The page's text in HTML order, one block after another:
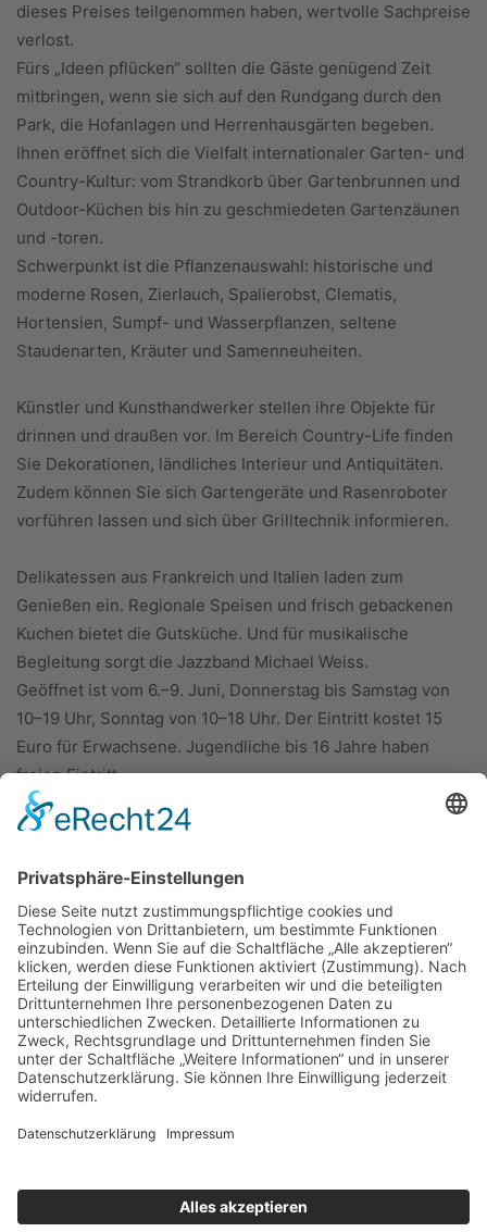
dieses Preises teilgenommen haben, wertvolle Sachpreise
verlost.
Fürs „Ideen pflücken“ sollten die Gäs­te genügend Zeit
mitbringen, wenn sie sich auf den Rundgang durch den
Park, die Hofanlagen und Herrenhausgärten begeben.
Ihnen eröffnet sich die Vielfalt internationaler Garten- und
Country-Kultur: vom Strandkorb über Gartenbrunnen und
Outdoor-Küchen bis hin zu geschmiedeten Gartenzäunen
und -toren.
Schwerpunkt ist die Pflanzenauswahl: historische und
moderne Rosen, Zierlauch, Spalierobst, Clematis,
Hortensien, Sumpf- und Wasserpflanzen, seltene
Staudenarten, Kräuter und Samenneuheiten.
Künstler und Kunsthandwerker stellen ihre Objekte für
drinnen und draußen vor. Im Bereich Country-Life finden
Sie Dekorationen, ländliches Interieur und Antiquitäten.
Zudem können Sie sich Gartengeräte und Rasenroboter
vorführen lassen und sich über Grilltechnik informieren.
Delikatessen aus Frankreich und Italien laden zum
Genießen ein. Regionale Speisen und frisch gebackenen
Kuchen bietet die Gutsküche. Und für musikalische
Begleitung sorgt die Jazzband Michael Weiss.
Geöffnet ist vom 6.–9. Juni, Donnerstag bis Samstag von
10–19 Uhr, Sonntag von 10–18 Uhr. Der Eintritt kostet 15
Euro für Erwachsene. Jugendliche bis 16 Jahre haben
freien Eintritt.
ÜBER UNS
KIEL LOKAL
Carsten Frahm Verlag, Inhaber Carsten Frahm
24113 Kiel
Kontaktieren Sie uns:redaktion@kiellokal.de